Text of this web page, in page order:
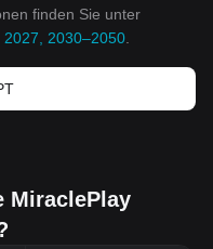
finden Sie unter
2030–2050
MiraclePlay